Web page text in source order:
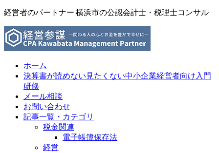
経営者のパートナー|横浜市の公認会計士・税理士コンサル
ホーム
決算書が読めない見たくない中小企業経営者向け入門
研修
メール相談
お問い合わせ
記事一覧・カテゴリ
税金関連
電子帳簿保存法
経営